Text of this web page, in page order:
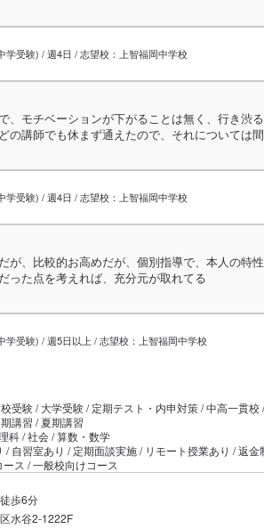
学受験) / 週4日 / 志望校：上智福岡中学校
、モチベーションが下がることは無く、行き
の講師でも休まず通えたので、それについては間
学受験) / 週4日 / 志望校：上智福岡中学校
が、比較的お高めだが、個別指導で、本人の
った点を考えれば、充分元が取れてる
学受験) / 週5日以上 / 志望校：上智福岡中学校
受験 / 大学受験 / 定期テスト・内申対策 / 中高一貫
講習 / 夏期講習
科 / 社会 / 算数・数学
/ 自習室あり / 定期面談実施 / リモート授業あり / 返
ス / 一般校向けコース
歩6分
水谷2-1222F